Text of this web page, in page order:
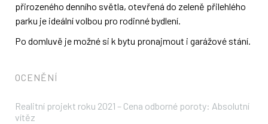
přirozeného denního světla, otevřená do zeleně přilehlého
parku je ideální volbou pro rodinné bydlení.
Po domluvě je možné si k bytu pronajmout i garážové stání.
OCENĚNÍ
Realitní projekt roku 2021 – Cena odborné poroty: Absolutní
vítěz